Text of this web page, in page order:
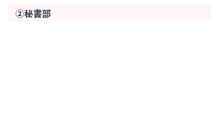
②秘書部